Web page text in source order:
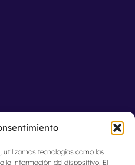
utilizamos tecnologías como las
la información del dispositivo. El